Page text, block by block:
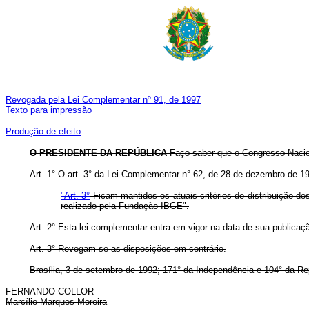
Revogada pela Lei Complementar nº 91, de 1997
Texto para impressão
Produção de efeito
O PRESIDENTE DA REPÚBLICAFaço saber que o Congresso
Art. 1° O art. 3° da Lei Complementar n° 62, de 28 de dezembro de
"Art. 3°Ficam mantidos os atuais critérios de distribuição
realizado pela Fundação IBGE".
Art. 2° Esta lei complementar entra em vigor na data de sua
Art. 3° Revogam-se as disposições em contrário.
Brasília, 3 de setembro de 1992; 171° da Independência e 104° da
FERNANDO COLLOR
Marcílio Marques Moreira